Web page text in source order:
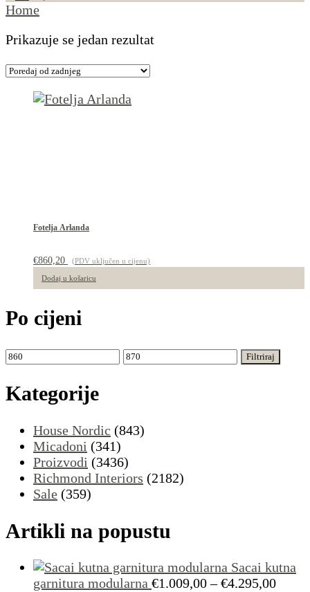
Home
Prikazuje se jedan rezultat
Fotelja Arlanda
€860,20 (PDV uključen u cijenu)
Dodaj u košaricu
Po cijeni
Min
Maks
Filtriraj
Kategorije
House Nordic (843)
Micadoni (341)
Proizvodi (3436)
Richmond Interiors (2182)
Sale (359)
Artikli na popustu
Sacai kutna
garnitura modularna €1.009,00 – €4.295,00